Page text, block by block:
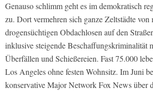
Genauso schlimm geht es im demokratisch
zu. Dort vermehren sich ganze Zeltstädte von
drogensüchtigen Obdachlosen auf den
inklusive steigende Beschaffungskriminalität
Überfällen und Schießereien. Fast 75.000
Los Angeles ohne festen Wohnsitz. Im Juni
konservative Major Network Fox News über